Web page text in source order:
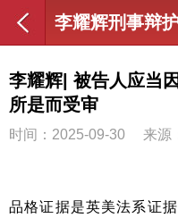
李耀辉刑事辩
李耀辉| 被告人应当
所是而受审
时间：2025-09-30 来源
品格证据是英美法系证